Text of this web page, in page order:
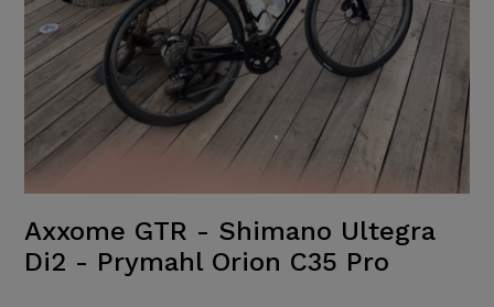
Axxome GTR - Shimano Ultegra
Di2 - Prymahl Orion C35 Pro